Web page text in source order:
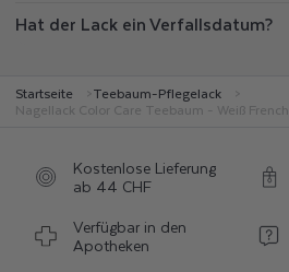
Hat der Lack ein Verfallsdatum?
Startseite Teebaum-Pflegelack
Nagellack Color Care Teebaum - Weiß French
Kostenlose Lieferung
ab 44 CHF
Verfügbar in den
Apotheken